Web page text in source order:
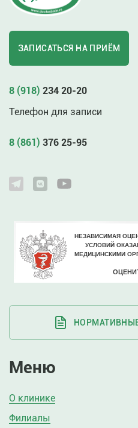
ЗАПИСАТЬСЯ НА ПРИЁМ
8 (918) 234 20-20
Телефон для записи
8 (861) 376 25-95
Меню
О клинике
Филиалы